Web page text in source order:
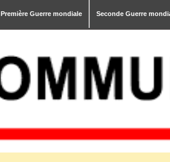
Première Guerre mondiale Seconde Guerre